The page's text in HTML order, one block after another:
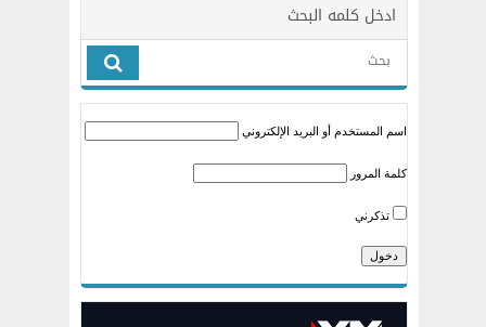
ادخل كلمه البحث
اسم المستخدم أو البريد الإلكتروني
كلمة المرور
تذكرني